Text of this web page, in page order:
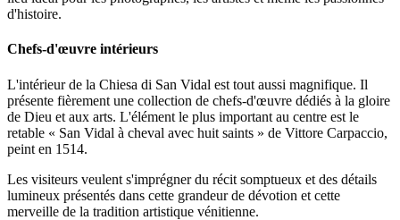
d'histoire.
Chefs-d'œuvre intérieurs
L'intérieur de la Chiesa di San Vidal est tout aussi magnifique. Il
présente fièrement une collection de chefs-d'œuvre dédiés à la gloire
de Dieu et aux arts. L'élément le plus important au centre est le
retable « San Vidal à cheval avec huit saints » de Vittore Carpaccio,
peint en 1514.
Les visiteurs veulent s'imprégner du récit somptueux et des détails
lumineux présentés dans cette grandeur de dévotion et cette
merveille de la tradition artistique vénitienne.